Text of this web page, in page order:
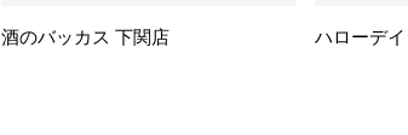
酒のバッカス 下関店 ハローデ